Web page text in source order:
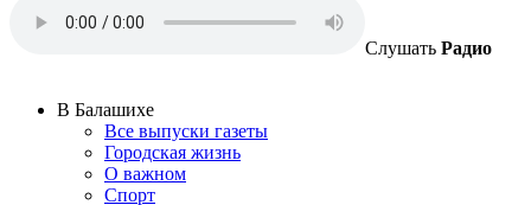
Слушать Радио
В Балашихе
Все выпуски газеты
Городская жизнь
О важном
Спорт